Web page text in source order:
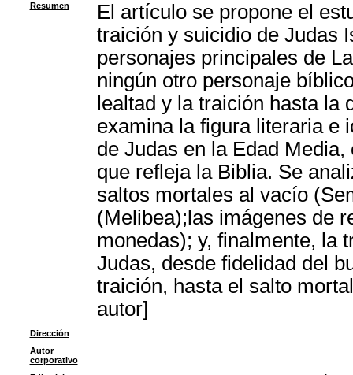
Resumen
El artículo se propone el
traición y suicidio de Judas
personajes principales de
ningún otro personaje
lealtad y la traición hasta la
examina la figura literaria e
de Judas en la Edad
que refleja la Biblia. Se
saltos mortales al vacío
(Melibea);las imágenes de
monedas); y, finalmente, la
Judas, desde fidelidad del
traición, hasta el salto
autor]
Dirección
Autor
corporativo